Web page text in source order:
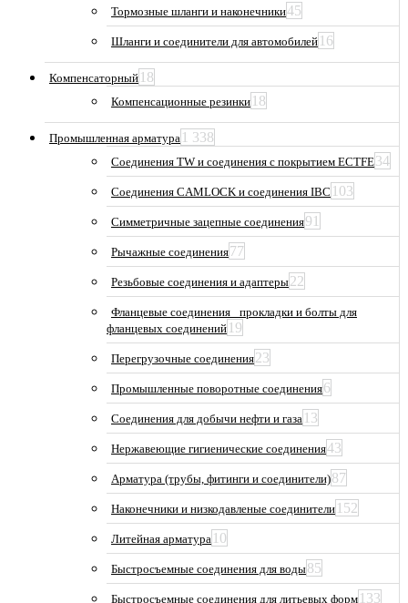
Тормозные шланги и наконечники45
Шланги и соединители для автомобилей 16
Компенсаторный 18
Компенсационные резинки 18
Промышленная арматура 1 338
Соединения TW и соединения с покрытием ECTFE34
Соединения CAMLOCK и соединения IBC 103
Симметричные зацепные соединения91
Рычажные соединения77
Резьбовые соединения и адаптеры22
Фланцевые соединения_ прокладки и болты для
фланцевых соединений 19
Перегрузочные соединения23
Промышленные поворотные соединения6
Соединения для добычи нефти и газа 13
Нержавеющие гигиенические соединения43
Арматура (трубы, фитинги и соединители)87
Наконечники и низкодавленые соединители 152
Литейная арматура 10
Быстросъемные соединения для воды85
Быстросъемные соединения для литьевых форм 133